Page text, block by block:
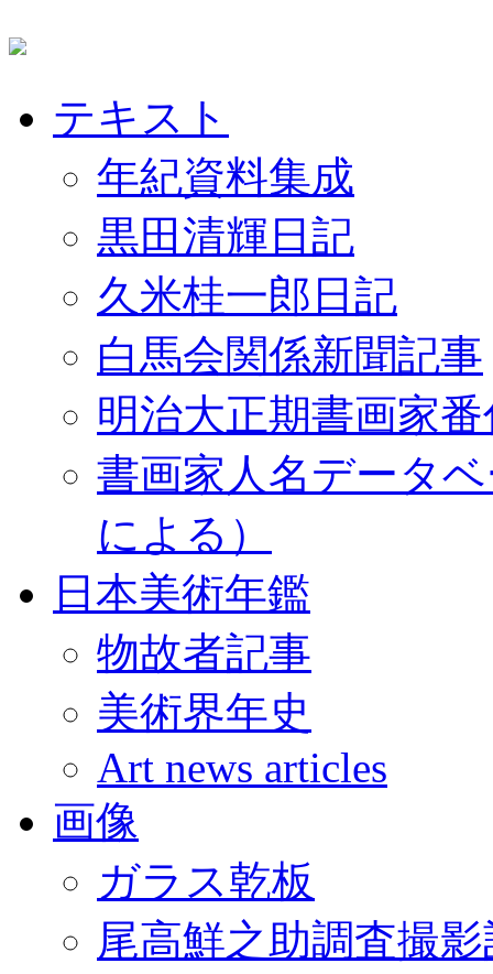
テキスト
年紀資料集成
黒田清輝日記
久米桂一郎日記
白馬会関係新聞記事
明治大正期書画家
書画家人名データ
による）
日本美術年鑑
物故者記事
美術界年史
Art news articles
画像
ガラス乾板
尾高鮮之助調査撮